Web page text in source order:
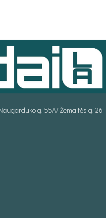
g. 55A/ Žemaitės g. 26